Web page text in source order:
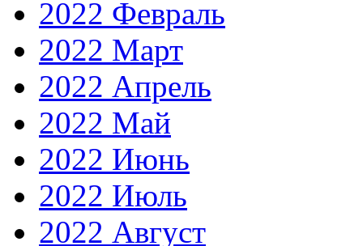
2022 Февраль
2022 Март
2022 Апрель
2022 Май
2022 Июнь
2022 Июль
2022 Август